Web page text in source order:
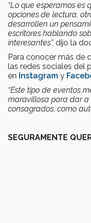
“Lo que esperamos es
opciones de lectura,
desarrollen un
escritores hablando
interesantes”, dijo la
Para conocer más de
las redes sociales del
en Instagram y
“Este tipo de eventos
maravillosa para dar a
consagrados, como
SEGURAMENTE